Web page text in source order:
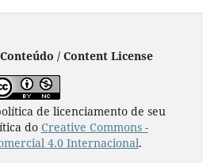
/ Content License
de licenciamento de seu
do Creative Commons -
4.0 Internacional.